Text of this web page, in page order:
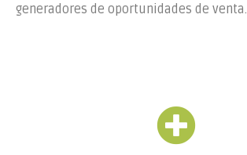
generadores de oportunidades de venta.